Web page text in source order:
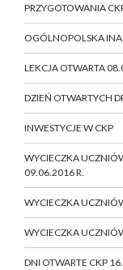
PRZYGOTOWANIA
OGÓLNOPOLSKA
LEKCJA OTWARTA
DZIEŃ OTWARTYCH
INWESTYCJE W CKP
WYCIECZKA
09.06.2016 R.
WYCIECZKA
WYCIECZKA
DNI OTWARTE CKP